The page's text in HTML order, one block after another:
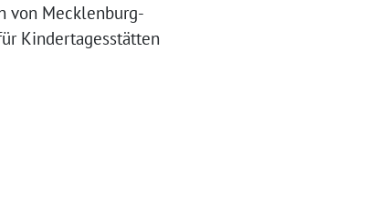
von Mecklenburg-
Kindertagesstätten